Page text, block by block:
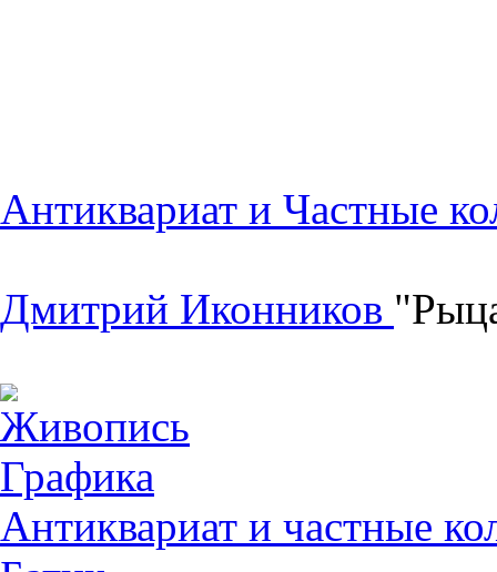
Антиквариат и Частные
Дмитрий Иконников
Живопись
Графика
Антиквариат и частные